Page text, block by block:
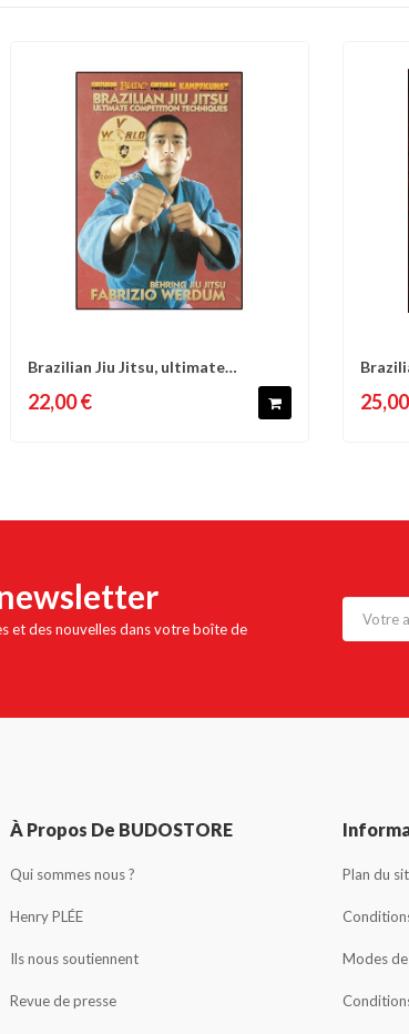
Comparer Liste d'envies
Brazilian Jiu Jitsu, ultimate
22,00 €
et des nouvelles dans votre boîte de
À Propos De BUDOSTORE
Qui sommes nous ?
Henry PLÉE
Ils nous soutiennent
Revue de presse
Plan du
Modes